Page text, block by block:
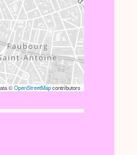
©OpenStreetMapcontributors